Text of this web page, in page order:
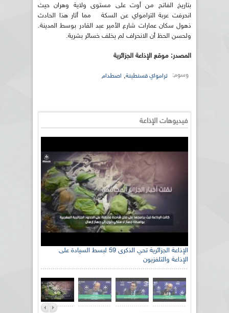
بتاريخ الفاتح من أوت على مستوى ولاية وهران حيث
انحرفت عربة الترامواي عن السكة مما أثار هذا الحادث
ذهول سكان عمارات شارع الأمير عبد القادر بوسط المدينة.
ولحسن الحظ أن الانحراف لم يخلف خسائر بشرية.
المصدر: موقع الإذاعة الجزائرية
وسوم: ترامواي قسنطينة, اصطدام
فيديوهات الإذاعة
الإذاعة الجزائرية تحي الذكرى 59 لبسط السيادة على
الإذاعة والتلفزيون